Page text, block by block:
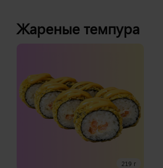
Жареные темпура
219 г